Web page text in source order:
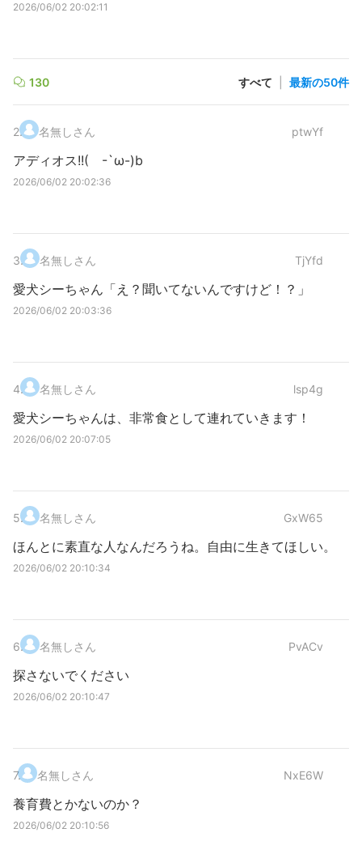
2026/06/02 20:02:11
130 すべて 最新の50件
2. 名無しさん ptwYf
アディオス!!( -`ω-)b
2026/06/02 20:02:36
3. 名無しさん TjYfd
愛犬シーちゃん「え？聞いてないんですけど！？」
2026/06/02 20:03:36
4. 名無しさん lsp4g
愛犬シーちゃんは、非常食として連れていきます！
2026/06/02 20:07:05
5. 名無しさん GxW65
ほんとに素直な人なんだろうね。自由に生きてほしい。
2026/06/02 20:10:34
6. 名無しさん PvACv
探さないでください
2026/06/02 20:10:47
7. 名無しさん NxE6W
養育費とかないのか？
2026/06/02 20:10:56